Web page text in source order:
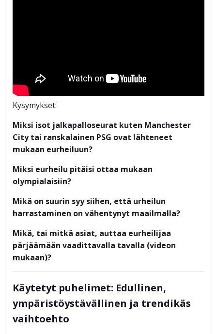
Kysymykset:
Miksi isot jalkapalloseurat kuten Manchester
City tai ranskalainen PSG ovat lähteneet
mukaan eurheiluun?
Miksi eurheilu pitäisi ottaa mukaan
olympialaisiin?
Mikä on suurin syy siihen, että urheilun
harrastaminen on vähentynyt maailmalla?
Mikä, tai mitkä asiat, auttaa eurheilijaa
pärjäämään vaadittavalla tavalla (videon
mukaan)?
Käytetyt puhelimet: Edullinen,
ympäristöystävällinen ja trendikäs
vaihtoehto